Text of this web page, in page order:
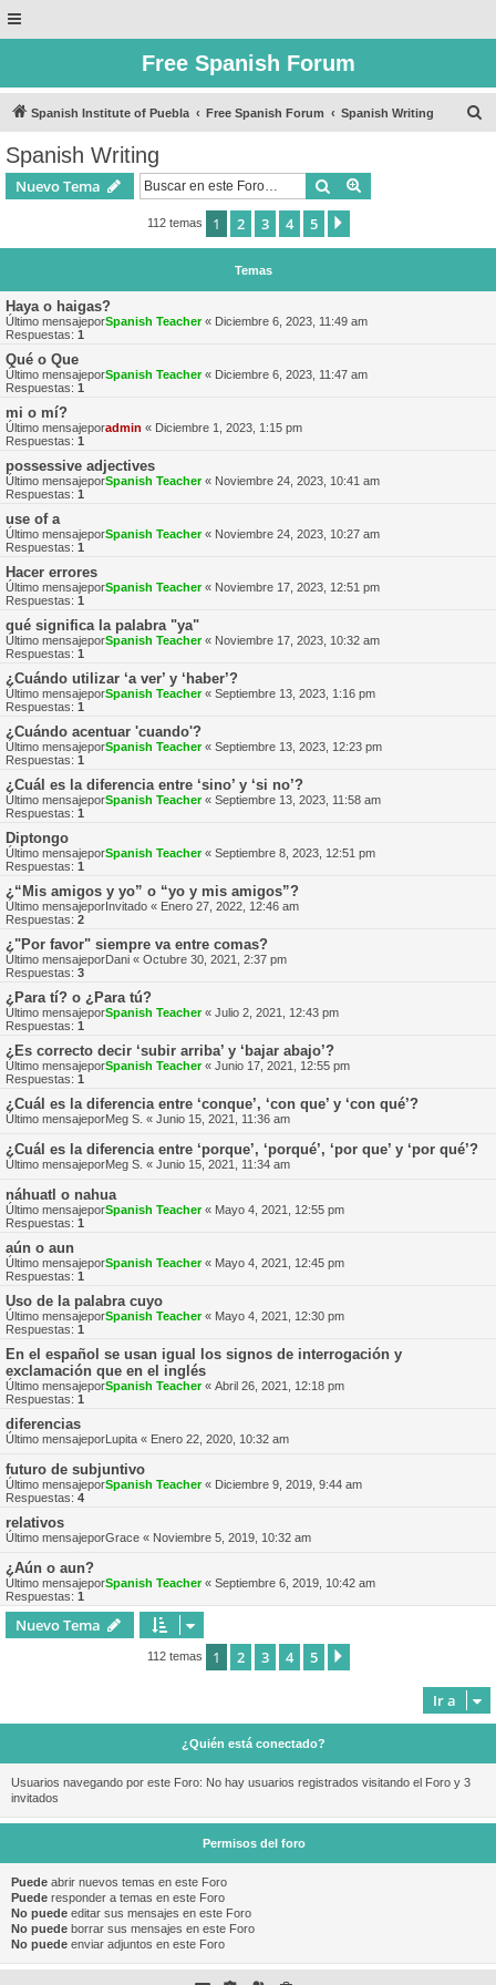
Free Spanish Forum
Spanish Institute of Puebla Free Spanish Forum Spanish Writing
Spanish Writing
Nuevo Tema Buscar
112 temas 1 2 3 4 5
Temas
Haya o haigas?
Último mensajeporSpanish Teacher« Diciembre 6, 2023, 11:49 am
Respuestas: 1
Qué o Que
Último mensajeporSpanish Teacher« Diciembre 6, 2023, 11:47 am
Respuestas: 1
mi o mí?
Último mensajeporadmin « Diciembre 1, 2023, 1:15 pm
Respuestas: 1
possessive adjectives
Último mensajeporSpanish Teacher« Noviembre 24, 2023, 10:41 am
Respuestas: 1
use of a
Último mensajeporSpanish Teacher« Noviembre 24, 2023, 10:27 am
Respuestas: 1
Hacer errores
Último mensajeporSpanish Teacher« Noviembre 17, 2023, 12:51 pm
Respuestas: 1
qué significa la palabra "ya"
Último mensajeporSpanish Teacher« Noviembre 17, 2023, 10:32 am
Respuestas: 1
¿Cuándo utilizar ‘a ver’ y ‘haber’?
Último mensajeporSpanish Teacher« Septiembre 13, 2023, 1:16 pm
Respuestas: 1
¿Cuándo acentuar 'cuando'?
Último mensajeporSpanish Teacher« Septiembre 13, 2023, 12:23 pm
Respuestas: 1
¿Cuál es la diferencia entre ‘sino’ y ‘si no’?
Último mensajeporSpanish Teacher« Septiembre 13, 2023, 11:58 am
Respuestas: 1
Diptongo
Último mensajeporSpanish Teacher« Septiembre 8, 2023, 12:51 pm
Respuestas: 1
¿“Mis amigos y yo” o “yo y mis amigos”?
Último mensajeporInvitado « Enero 27, 2022, 12:46 am
Respuestas: 2
¿"Por favor" siempre va entre comas?
Último mensajeporDani « Octubre 30, 2021, 2:37 pm
Respuestas: 3
¿Para tí? o ¿Para tú?
Último mensajeporSpanish Teacher« Julio 2, 2021, 12:43 pm
Respuestas: 1
¿Es correcto decir ‘subir arriba’ y ‘bajar abajo’?
Último mensajeporSpanish Teacher« Junio 17, 2021, 12:55 pm
Respuestas: 1
¿Cuál es la diferencia entre ‘conque’, ‘con que’ y ‘con qué’?
Último mensajeporMeg S. « Junio 15, 2021, 11:36 am
¿Cuál es la diferencia entre ‘porque’, ‘porqué’, ‘por que’ y ‘por qué’?
Último mensajeporMeg S. « Junio 15, 2021, 11:34 am
náhuatl o nahua
Último mensajeporSpanish Teacher« Mayo 4, 2021, 12:55 pm
Respuestas: 1
aún o aun
Último mensajeporSpanish Teacher« Mayo 4, 2021, 12:45 pm
Respuestas: 1
Uso de la palabra cuyo
Último mensajeporSpanish Teacher« Mayo 4, 2021, 12:30 pm
Respuestas: 1
En el español se usan igual los signos de interrogación y
exclamación que en el inglés
Último mensajeporSpanish Teacher« Abril 26, 2021, 12:18 pm
Respuestas: 1
diferencias
Último mensajeporLupita « Enero 22, 2020, 10:32 am
futuro de subjuntivo
Último mensajeporSpanish Teacher« Diciembre 9, 2019, 9:44 am
Respuestas: 4
relativos
Último mensajeporGrace « Noviembre 5, 2019, 10:32 am
¿Aún o aun?
Último mensajeporSpanish Teacher« Septiembre 6, 2019, 10:42 am
Respuestas: 1
Nuevo Tema
112 temas 1 2 3 4 5
Ir a
¿Quién está conectado?
Usuarios navegando por este Foro: No hay usuarios registrados visitando el Foro y 3
invitados
Permisos del foro
Puede abrir nuevos temas en este Foro
Puede responder a temas en este Foro
No puede editar sus mensajes en este Foro
No puede borrar sus mensajes en este Foro
No puede enviar adjuntos en este Foro